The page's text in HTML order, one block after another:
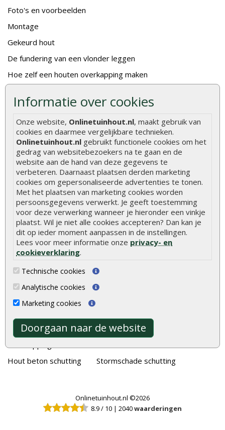
Informatie over cookies
Onze website, Onlinetuinhout.nl, maakt gebruik van
cookies en daarmee vergelijkbare technieken.
Onlinetuinhout.nl gebruikt functionele cookies om het
gedrag van websitebezoekers na te gaan en de
website aan de hand van deze gegevens te
verbeteren. Daarnaast plaatsen derden marketing
cookies om gepersonaliseerde advertenties te tonen.
Met het plaatsen van marketing cookies worden
persoonsgegevens verwerkt. Je geeft toestemming
voor deze verwerking wanneer je hieronder een vinkje
plaatst. Wil je niet alle cookies accepteren? Dan kan je
dit op ieder moment aanpassen in de instellingen.
Lees voor meer informatie onze privacy- en
cookieverklaring.
Technische cookies
Analytische cookies
Marketing cookies
Doorgaan naar de website
Foto's en voorbeelden
Montage
Gekeurd hout
De fundering van een vlonder leggen
Hoe zelf een houten overkapping maken
Hoe betonpaal plaatsen
Hoe schutting plaatsen
De 9 beste tuinschermen van Onlinetuinhout.nl
Stijlvolle houtsoorten voor in de tuin
Duurzame tuin
Welke palen voor een schapenhek
Alle populaire categorieën
Tuinhout
Schutting
Blokhutten
Overkappingen
Hout beton schutting
Tuindeuren
Tuinschermen
Aanbiedingen
Stormschade schutting
Onlinetuinhout.nl ©2026
8.9/ 10 | 2040waarderingen